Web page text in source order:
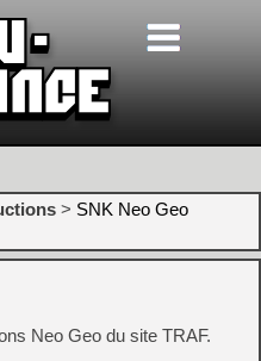
> SNK Neo Geo
Neo Geo du site TRAF.